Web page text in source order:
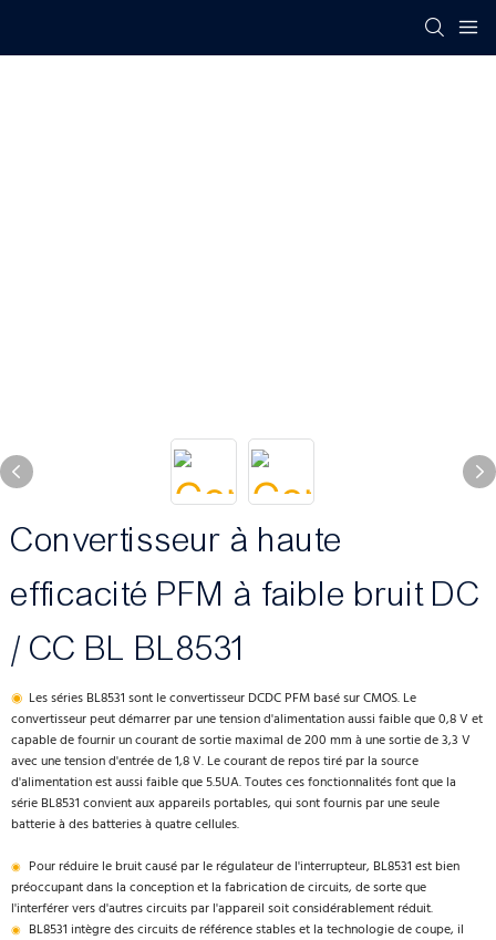
Convertisseur à haute
efficacité PFM à faible bruit DC
/ CC BL BL8531
◉ Les séries BL8531 sont le convertisseur DCDC PFM basé sur CMOS. Le
convertisseur peut démarrer par une tension d'alimentation aussi faible que 0,8 V et
capable de fournir un courant de sortie maximal de 200 mm à une sortie de 3,3 V
avec une tension d'entrée de 1,8 V. Le courant de repos tiré par la source
d'alimentation est aussi faible que 5.5UA. Toutes ces fonctionnalités font que la
série BL8531 convient aux appareils portables, qui sont fournis par une seule
batterie à des batteries à quatre cellules.
◉ Pour réduire le bruit causé par le régulateur de l'interrupteur, BL8531 est bien
préoccupant dans la conception et la fabrication de circuits, de sorte que
l'interférer vers d'autres circuits par l'appareil soit considérablement réduit.
◉ BL8531 intègre des circuits de référence stables et la technologie de coupe, il